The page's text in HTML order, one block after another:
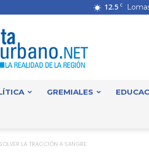
12.5 C
GREMIALES
LA TRACCIÓN A SANGRE